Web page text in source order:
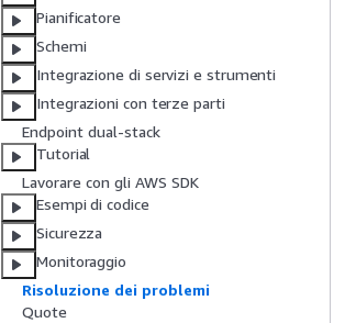
Pianificatore
Schemi
Integrazione di servizi e strumenti
Integrazioni con terze parti
Endpoint dual-stack
Tutorial
Lavorare con gli AWS SDK
Esempi di codice
Sicurezza
Monitoraggio
Risoluzione dei problemi
Quote